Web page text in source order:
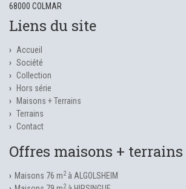
68000 COLMAR
Liens du site
Accueil
Société
Collection
Hors série
Maisons + Terrains
Terrains
Contact
Offres maisons + terrains
Maisons 76 m2à ALGOLSHEIM
2